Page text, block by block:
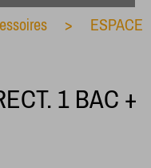
>
ESPACE
1 BAC +